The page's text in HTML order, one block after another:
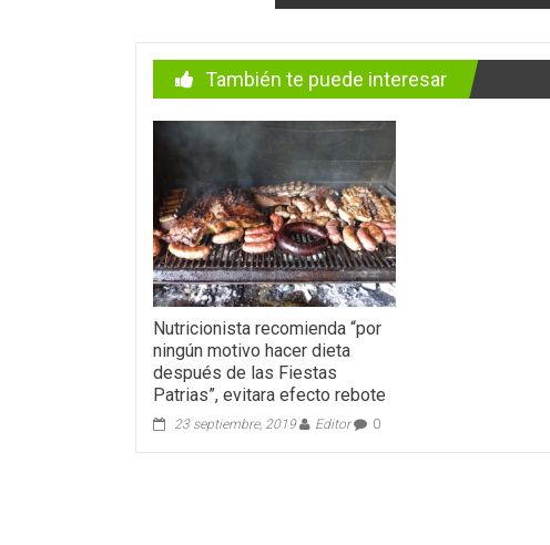
También te puede interesar
Nutricionista recomienda “por
ningún motivo hacer dieta
después de las Fiestas
Patrias”, evitara efecto rebote
23 septiembre, 2019 Editor 0